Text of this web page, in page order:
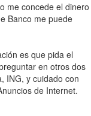
me concede el dinero
Banco me puede
es que pida el
en otros dos
ING, y cuidado con
de Internet.